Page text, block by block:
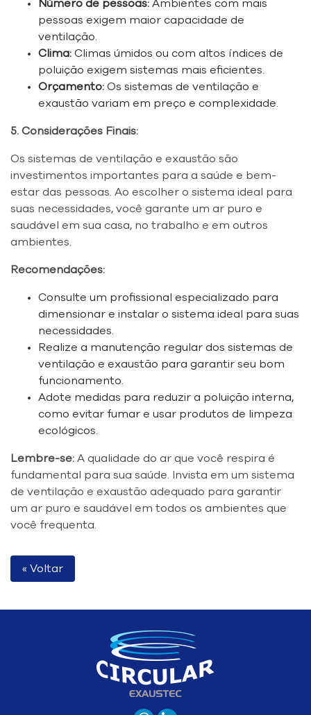
Número de pessoas: Ambientes com mais
pessoas exigem maior capacidade de
ventilação.
Clima: Climas úmidos ou com altos índices de
poluição exigem sistemas mais eficientes.
Orçamento: Os sistemas de ventilação e
exaustão variam em preço e complexidade.
5. Considerações Finais:
Os sistemas de ventilação e exaustão são
investimentos importantes para a saúde e bem-
estar das pessoas. Ao escolher o sistema ideal para
suas necessidades, você garante um ar puro e
saudável em sua casa, no trabalho e em outros
ambientes.
Recomendações:
Consulte um profissional especializado para
dimensionar e instalar o sistema ideal para suas
necessidades.
Realize a manutenção regular dos sistemas de
ventilação e exaustão para garantir seu bom
funcionamento.
Adote medidas para reduzir a poluição interna,
como evitar fumar e usar produtos de limpeza
ecológicos.
Lembre-se: A qualidade do ar que você respira é
fundamental para sua saúde. Invista em um sistema
de ventilação e exaustão adequado para garantir
um ar puro e saudável em todos os ambientes que
você frequenta.
« Voltar